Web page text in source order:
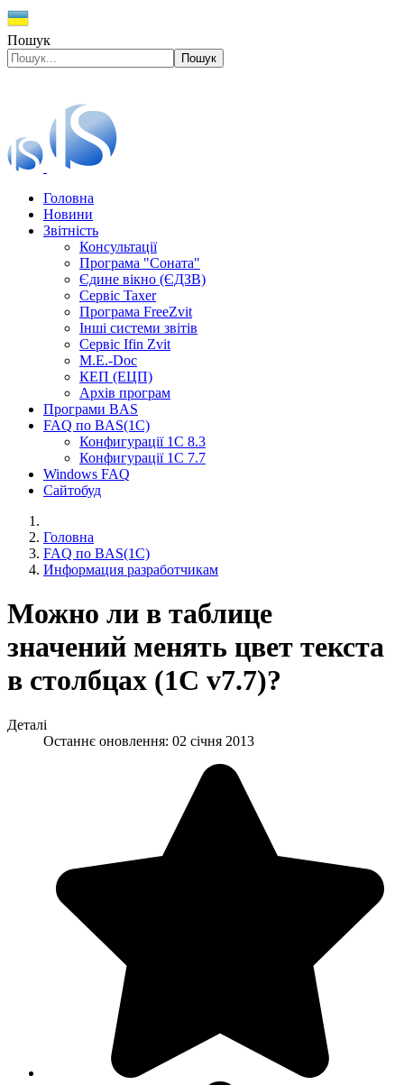
Пошук
Пошук
Головна
Новини
Звітність
Консультації
Програма "Соната"
Єдине вікно (ЄДЗВ)
Сервіс Taxer
Програма FreeZvit
Інші системи звітів
Сервіс Ifin Zvit
M.E.-Doc
КЕП (ЕЦП)
Архів програм
Програми BAS
FAQ по BAS(1С)
Конфигурації 1С 8.3
Конфигурації 1С 7.7
Windows FAQ
Сайтобуд
Головна
FAQ по BAS(1С)
Информация разработчикам
Можно ли в таблице
значений менять цвет текста
в столбцах (1С v7.7)?
Деталі
Останнє оновлення: 02 січня 2013